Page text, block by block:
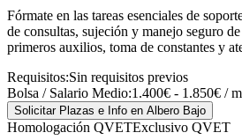
Fórmate en las tareas esenciales de
de consultas, sujeción y manejo seguro
primeros auxilios, toma de constantes y
Requisitos:Sin requisitos previos
Bolsa / Salario Medio:1.400€ - 1.850€ /
Solicitar Plazas e Info en Albero Bajo
Homologación QVETExclusivo QVET